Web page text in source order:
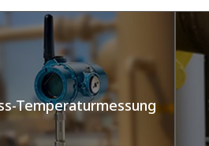
Temperaturmessung